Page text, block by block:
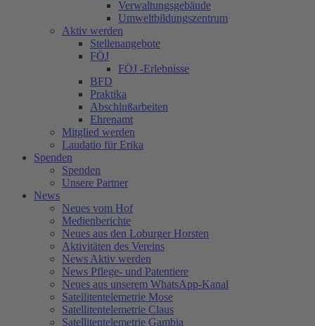
Verwaltungsgebäude
Umweltbildungszentrum
Aktiv werden
Stellenangebote
FÖJ
FÖJ -Erlebnisse
BFD
Praktika
Abschlußarbeiten
Ehrenamt
Mitglied werden
Laudatio für Erika
Spenden
Spenden
Unsere Partner
News
Neues vom Hof
Medienberichte
Neues aus den Loburger Horsten
Aktivitäten des Vereins
News Aktiv werden
News Pflege- und Patentiere
Neues aus unserem WhatsApp-Kanal
Satellitentelemetrie Mose
Satellitentelemetrie Claus
Satellitentelemetrie Gambia